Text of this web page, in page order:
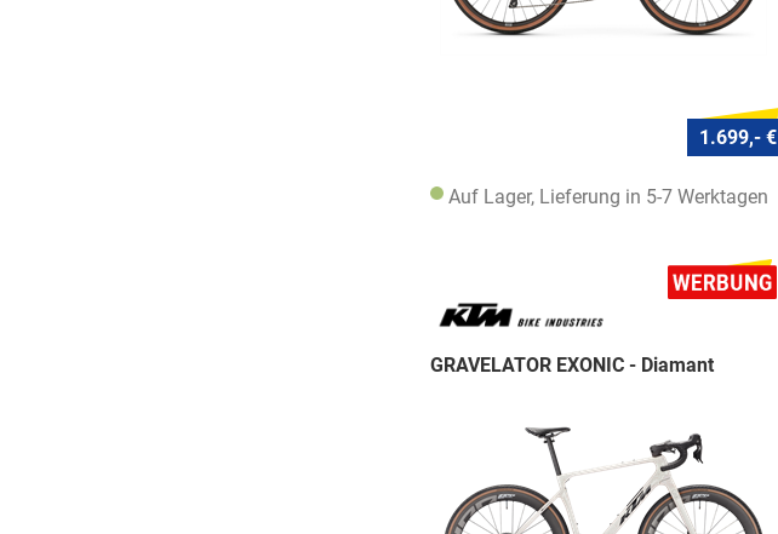
1.699,- €
Auf Lager, Lieferung in 5-7 Werktagen
GRAVELATOR EXONIC - Diamant